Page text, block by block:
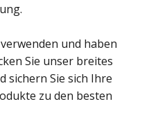
und haben
Sie unser breites
sichern Sie sich Ihre
zu den besten